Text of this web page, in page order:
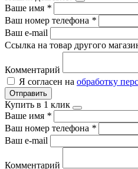
Ваше имя *
Ваш номер телефона *
Ваш e-mail
Ссылка на товар другого
Комментарий
Я согласен на обработку
Отправить
Купить в 1 клик
Ваше имя *
Ваш номер телефона *
Ваш e-mail
Комментарий